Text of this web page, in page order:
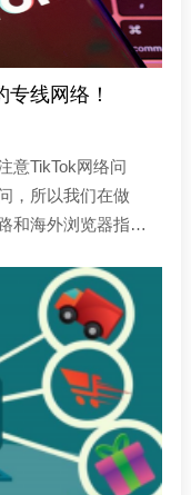
线网络！
意TikTok网络问
，所以我们在做
和海外浏览器指纹